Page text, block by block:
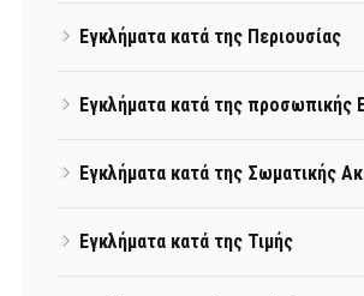
Εγκλήματα κατά της Περιουσίας
Εγκλήματα κατά της προσωπικής
Εγκλήματα κατά της Σωματικής
Εγκλήματα κατά της Τιμής